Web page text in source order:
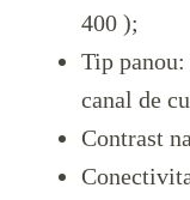
400 );
Tip
canal de
Contrast